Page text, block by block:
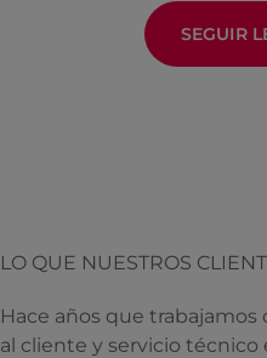
SEGUIR
LO QUE NUESTROS
Hace años que
al cliente y servicio técnico